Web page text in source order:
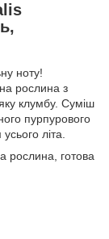
ноту!
рослина з
клумбу. Суміш
пурпурового
літа.
рослина, готова